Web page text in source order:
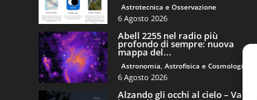
Astrotecnica e Osservazione
6 Agosto 2026
Abell 2255 nel radio più
profondo di sempre: nuova
mappa del...
Astronomia, Astrofisica e Cosmologia
6 Agosto 2026
Alzando gli occhi al cielo – Vale